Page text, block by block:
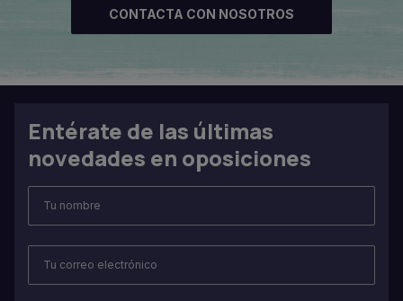
CONTACTA CON NOSOTROS
Entérate de las últimas
novedades en oposiciones